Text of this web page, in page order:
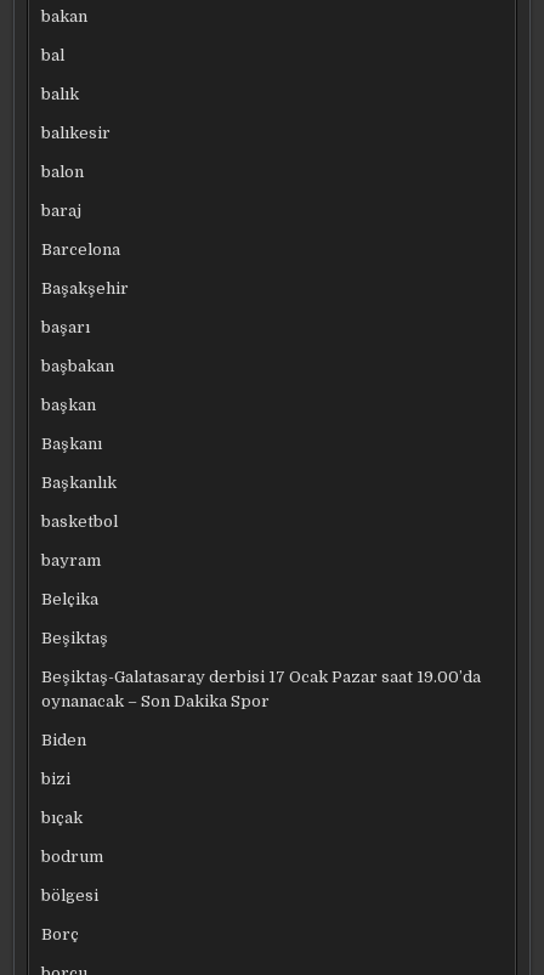
bakan
bal
balık
balıkesir
balon
baraj
Barcelona
Başakşehir
başarı
başbakan
başkan
Başkanı
Başkanlık
basketbol
bayram
Belçika
Beşiktaş
Beşiktaş-Galatasaray derbisi 17 Ocak Pazar saat 19.00’da
oynanacak – Son Dakika Spor
Biden
bizi
bıçak
bodrum
bölgesi
Borç